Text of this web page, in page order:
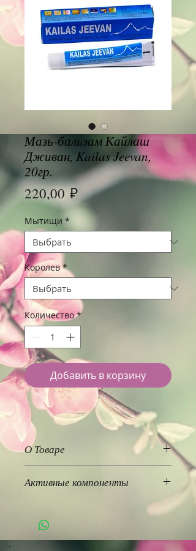
Мазь-бальзам Кайлаш
Дживан, Kailas Jeevan,
20гр.
220,00 ₽Цена
Мытищи *
Королев *
Количество *
Добавить в корзину
О Товаре
"Kailas Jeevan" обладает
противовирусными,
противовоспалительными и
Активные компоненты
Сандаловое масло 0,5%,
Пальчатник 0.9 % (Cyndon
Dactylon),